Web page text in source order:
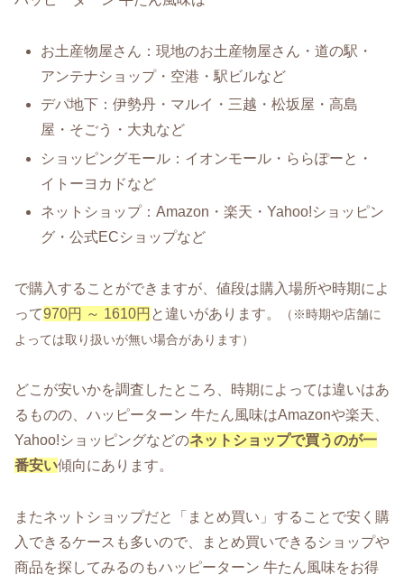
お土産物屋さん：現地のお土産物屋さん・道の駅・
アンテナショップ・空港・駅ビルなど
デパ地下：伊勢丹・マルイ・三越・松坂屋・高島
屋・そごう・大丸など
ショッピングモール：イオンモール・ららぽーと・
イトーヨカドなど
ネットショップ：Amazon・楽天・Yahoo!ショッピン
グ・公式ECショップなど
で購入することができますが、値段は購入場所や時期によ
って970円 ～ 1610円 と違いがあります。
（※時期や店舗に
よっては取り扱いが無い場合があります）
どこが安いかを調査したところ、時期によっては違いはあ
るものの、ハッピーターン 牛たん風味はAmazonや楽天、
Yahoo!ショッピングなどのネットショップで買うのが一
番安い傾向にあります。
またネットショップだと「まとめ買い」することで安く購
入できるケースも多いので、まとめ買いできるショップや
商品を探してみるのもハッピーターン 牛たん風味をお得